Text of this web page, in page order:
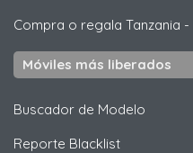
Compra o regala Tanzania -
Móviles más liberados
Buscador de Modelo
Reporte Blacklist